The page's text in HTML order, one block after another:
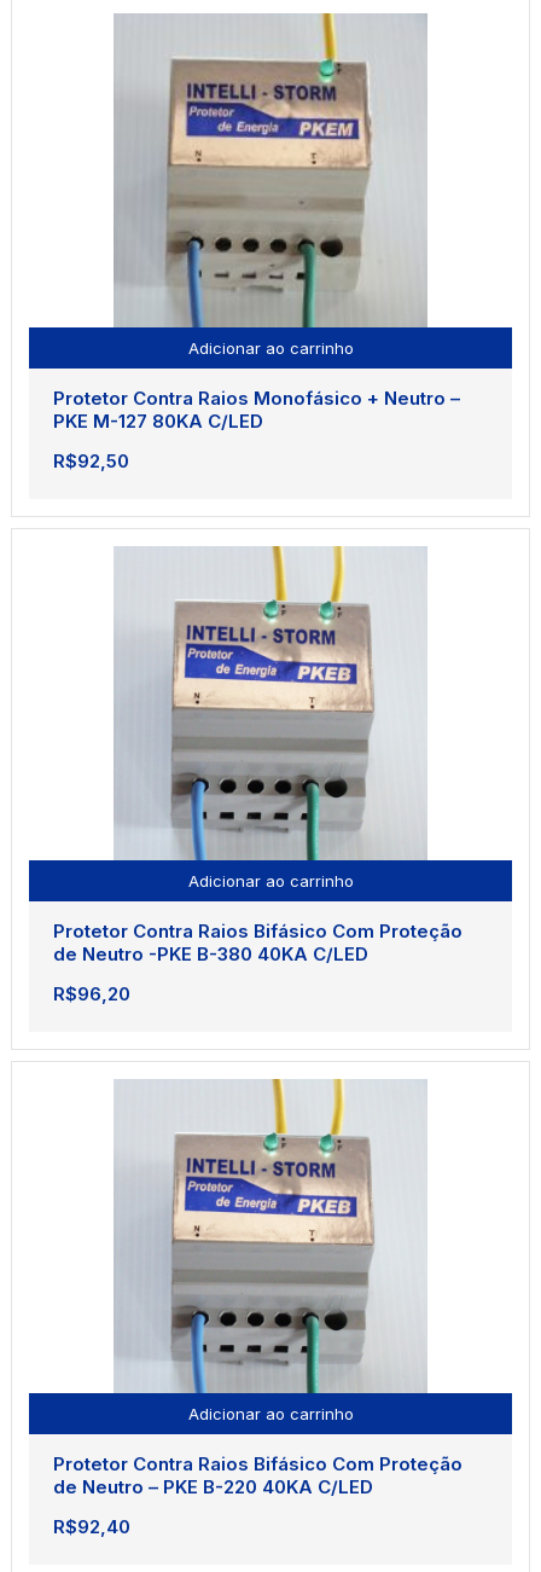
era:
é:
Adicionar ao carrinho
Protetor Contra Raios Monofásico + Neutro –
PKE M-127 80KA C/LED
R$92,50
Adicionar ao carrinho
Protetor Contra Raios Bifásico Com Proteção
de Neutro -PKE B-380 40KA C/LED
R$96,20
Adicionar ao carrinho
Protetor Contra Raios Bifásico Com Proteção
de Neutro – PKE B-220 40KA C/LED
R$92,40